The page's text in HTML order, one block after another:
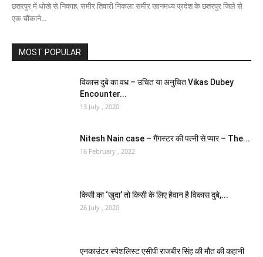
छतरपुर में धोखे से निकाह, समीर तिवारी निकला समीर खानमध्य प्रदेश के छतरपुर जिले से
एक चौंकाने...
MOST POPULAR
विकास दुबे का वध – उचित या अनुचित Vikas Dubey
Encounter...
13 July , 2020
Nitesh Nain case – गैंगस्टर की पत्नी से प्यार – The...
16 February , 2022
किसी का ‘खुदा’ तो किसी के लिए हैवान है विकास दुबे,...
26 July , 2020
एनकाउंटर स्पेशलिस्ट एसीपी राजबीर सिंह की मौत की कहानी